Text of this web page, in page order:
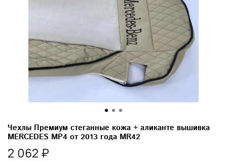
Чехлы Премиум стеганные кожа + аликанте вышивка
MERCEDES MP4 от 2013 года MR42
2 062 ₽